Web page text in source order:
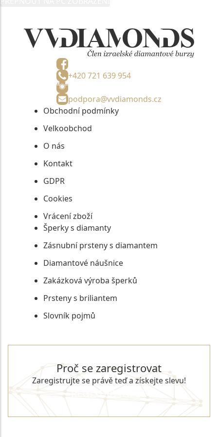
+420 721 639 954
podpora@vvdiamonds.cz
Obchodní podmínky
Velkoobchod
O nás
Kontakt
GDPR
Cookies
Vrácení zboží
Šperky s diamanty
Zásnubní prsteny s diamantem
Diamantové náušnice
Zakázková výroba šperků
Prsteny s briliantem
Slovník pojmů
Proč se zaregistrovat
Zaregistrujte se právě teď a získejte slevu!
REGISTROVAT SE